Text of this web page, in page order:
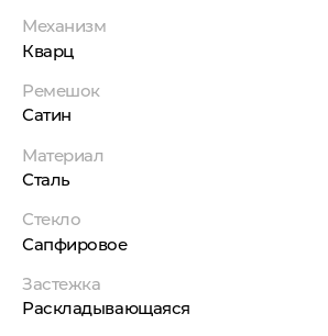
Механизм
Кварц
Ремешок
Сатин
Материал
Сталь
Стекло
Сапфировое
Застежка
Раскладывающаяся